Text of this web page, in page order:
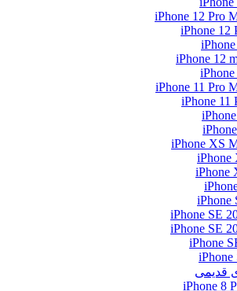
iPhone 12
iPhone
iPhone
iPhone 11
iPhone
iPhone
iPhone
iPhone
iPhone